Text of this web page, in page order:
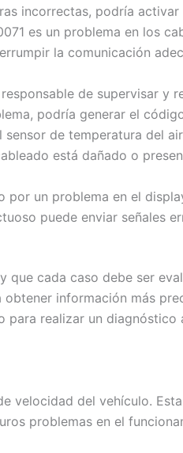
incorrectas, podría
es un problema en los
la comunicación
de supervisar y
podría generar el
sensor de temperatura del
está dañado o
por un problema en el
puede enviar señales
que cada caso debe ser
información más
para realizar un
velocidad del vehículo.
problemas en el